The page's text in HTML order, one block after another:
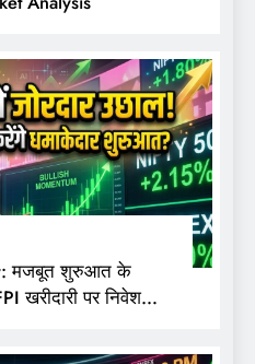
मजबूत शुरुआत के
खरीदारी पर निवेशकों